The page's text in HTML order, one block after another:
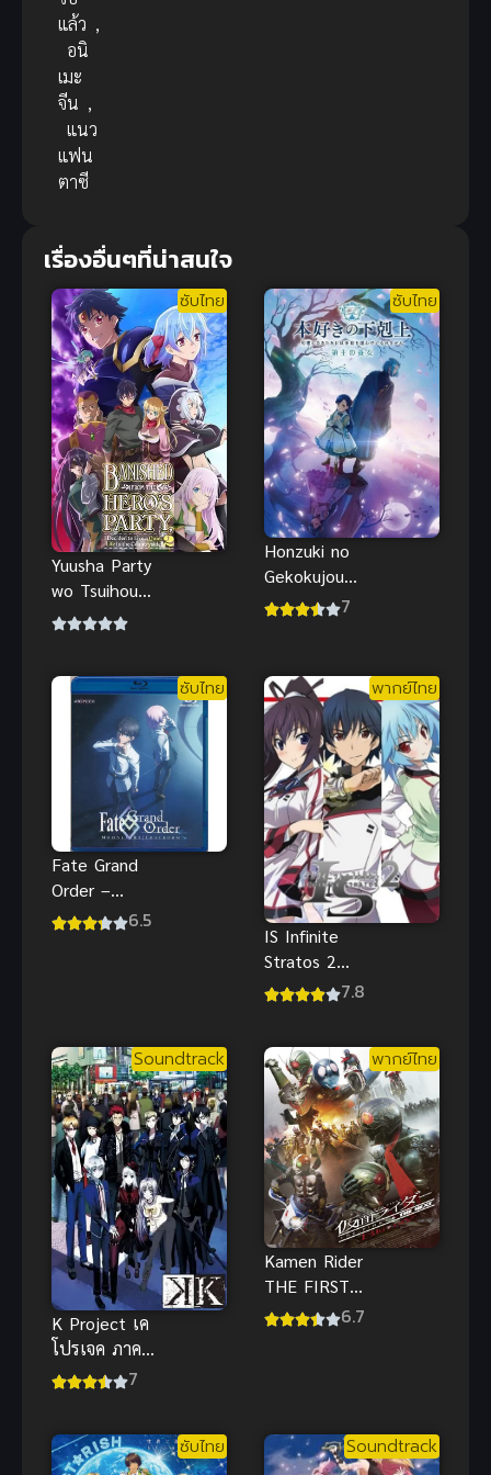
แล้ว ,
อนิ
เมะ
จีน ,
แนว
แฟน
ตาซี
เรื่องอื่นๆที่น่าสนใจ
ซับไทย
Yuusha Party
wo Tsuihou
sareta
ที่ถูกไล่ออกจาก
ปาร์ตี้ผู้กล้าถูก
นักผจญภัย
ระดับ S รับตัว
ซับไทย
Honzuki no
Gekokujou
4th การปฏิวัติ
(ซับไทย)
7
ซับไทย
Fate Grand
Order –
Moonlight6.5
พากย์ไทย
IS Infinite
Stratos 2
(2013) ปฏิบัติ
ฟรีHD
7.8
Soundtrack
K Project เค
โปรเจค ภาค
1
7
พากย์ไทย
Kamen Rider
THE FIRST
And THE 6.7
ซับไทย Soundtrack